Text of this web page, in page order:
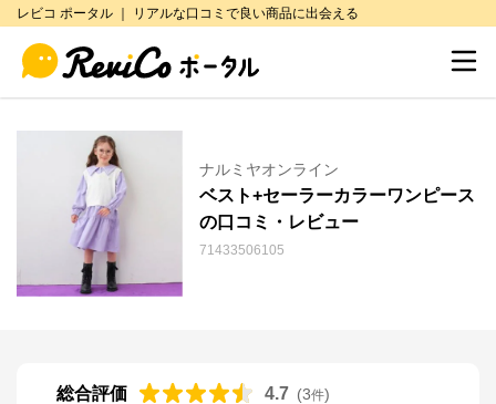
レビコ ポータル ｜ リアルな口コミで良い商品に出会える
ナルミヤオンライン
ベスト+セーラーカラーワンピース
の口コミ・レビュー
71433506105
総合評価 4.7 (3件)